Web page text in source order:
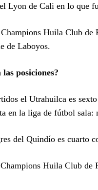
Lyon de Cali en lo que
Huila Club de
de Laboyos.
posiciones?
el Utrahuilca es
en la liga de fútbol sala:
del Quindío es cuarto
Huila Club de